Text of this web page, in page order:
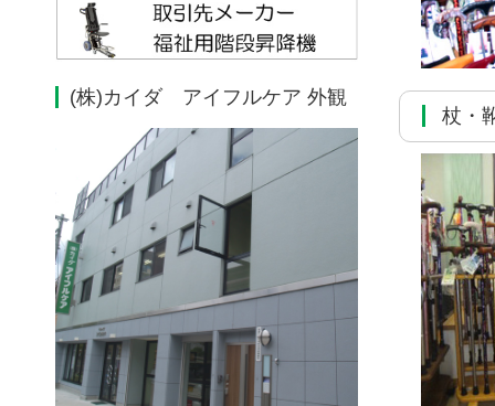
(株)カイダ アイフルケア 外観